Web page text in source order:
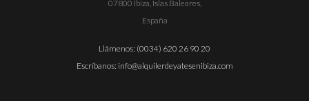
07800 Ibiza, Islas Baleares,
España
Llámenos: (0034) 620 26 90 20
Escríbanos: info@alquilerdeyatesenibiza.com